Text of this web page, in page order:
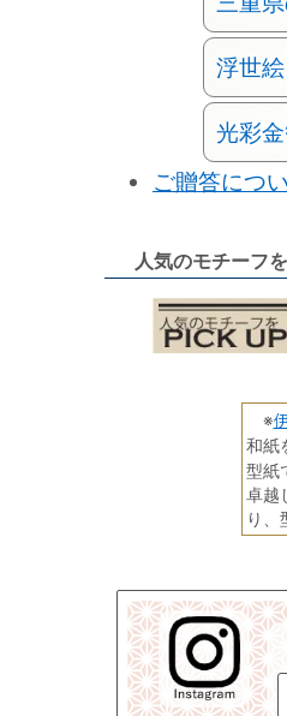
浮世
光彩
ご贈答につ
人気のモチーフ
※
和紙
型紙
卓越
り、